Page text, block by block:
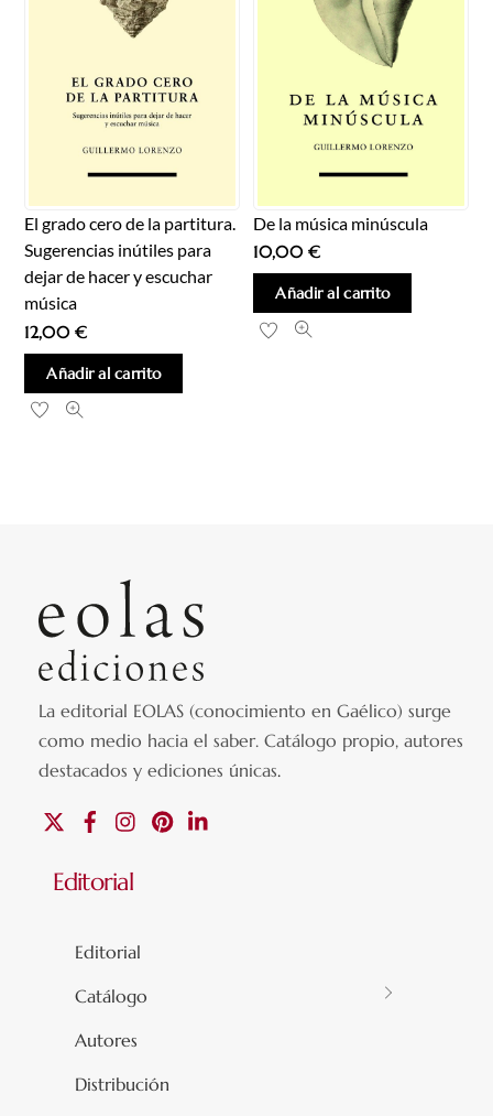
El grado cero de la partitura.
Sugerencias inútiles para
dejar de hacer y escuchar
música
12,00€
Añadir al carrito
De la música minúscula
10,00€
Añadir al carrito
La editorial EOLAS (conocimiento en Gaélico) surge
como medio hacia el saber.Catálogo propio, autores
destacados y ediciones únicas.
FacebookInstagramPinterest
Editorial
Editorial
Catálogo
Autores
Distribución